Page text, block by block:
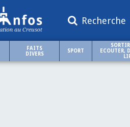
Recherche
FAITS
DIVERS
SPORT
ECOUTER,